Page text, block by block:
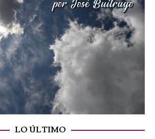
LO ÚLTIMO